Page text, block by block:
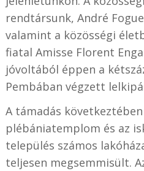
rendtársunk, André
valamint a közösségi
fiatal Amisse Florent
jóvoltából éppen a
Pembában végzett
A támadás
plébániatemplom és az
település számos
teljesen megsemmisült.